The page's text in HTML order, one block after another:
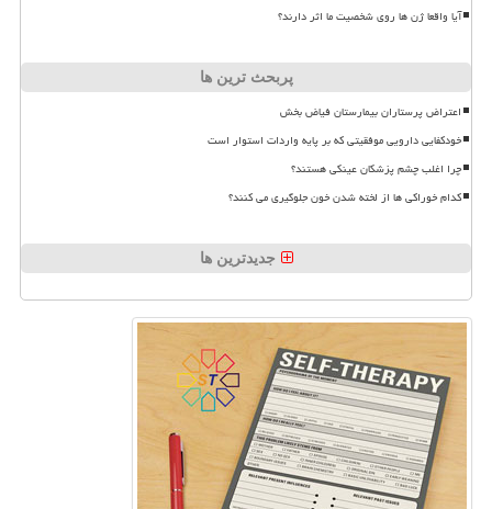
آیا واقعا ژن ها روی شخصیت ما اثر دارند؟
پربحث ترین ها
اعتراض پرستاران بیمارستان فیاض بخش
خودکفایی دارویی موفقیتی که بر پایه واردات استوار است
چرا اغلب چشم پزشکان عینکی هستند؟
کدام خوراکی ها از لخته شدن خون جلوگیری می کنند؟
جدیدترین ها